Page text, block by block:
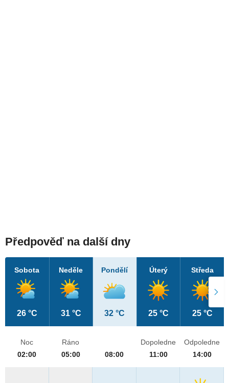
Předpověď na další dny
Sobota
26 °C
Neděle
31 °C
Pondělí
32 °C
Úterý
25 °C
Středa
25 °C
Noc
02:00
Ráno
05:00
08:00
Dopoledne
11:00
Odpoledne
14:00